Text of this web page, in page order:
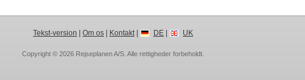
Tekst-version Om os| Kontakt| DE| UK
Copyright © 2026 Rejseplanen A/S . Alle rettigheder forbeholdt.